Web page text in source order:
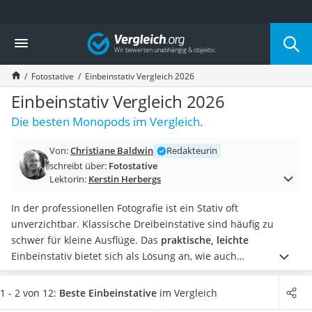
Die beliebtesten Vergleiche nach Kategorie
Elektronik
Powerstation
Monitor 32 Zoll 4K
Fernseher
Drucker
Desktop-PC
Diascanner
Laser-Multifunktionsdrucker
Powerstation mit Solarpanel
Gaming-PC
Soundbar
17-Zoll-Laptop
Satellitenschüssel
Gaming-Headset
Vergleich
Fotostative Einbeinstativ Vergleich 2026
Einbeinstativ Vergleich 2026
Die besten Monopods im Vergleich.
Von:Christiane Baldwin
Redakteurin
schreibt über: Fotostative
Lektorin: Kerstin Herbergs
In der professionellen Fotografie ist ein Stativ oft
unverzichtbar. Klassische Dreibeinstative sind häufig zu
schwer für kleine Ausflüge. Das praktische, leichte
Einbeinstativ bietet sich als Lösung an, wie auch
verschiedene Einbeinstativ-Tests zeigen. Es lässt sich einfach
ausziehen und ist sofort einsatzbereit. Ein Stativ, das
zu Ihrer
1 - 2 von 12: Beste Einbeinstative im Vergleich